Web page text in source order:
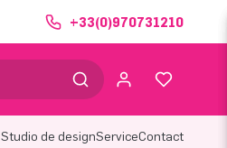
+33(0)970731210
Studio de designServiceContact